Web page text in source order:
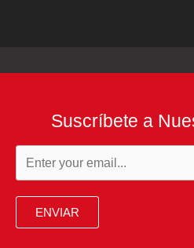
Suscríbete a
ENVIAR